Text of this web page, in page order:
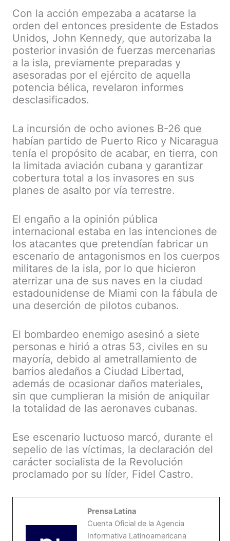
Con la acción empezaba a acatarse la
orden del entonces presidente de Estados
Unidos, John Kennedy, que autorizaba la
posterior invasión de fuerzas mercenarias
a la isla, previamente preparadas y
asesoradas por el ejército de aquella
potencia bélica, revelaron informes
desclasificados.
La incursión de ocho aviones B-26 que
habían partido de Puerto Rico y Nicaragua
tenía el propósito de acabar, en tierra, con
la limitada aviación cubana y garantizar
cobertura total a los invasores en sus
planes de asalto por vía terrestre.
El engaño a la opinión pública
internacional estaba en las intenciones de
los atacantes que pretendían fabricar un
escenario de antagonismos en los cuerpos
militares de la isla, por lo que hicieron
aterrizar una de sus naves en la ciudad
estadounidense de Miami con la fábula de
una deserción de pilotos cubanos.
El bombardeo enemigo asesinó a siete
personas e hirió a otras 53, civiles en su
mayoría, debido al ametrallamiento de
barrios aledaños a Ciudad Libertad,
además de ocasionar daños materiales,
sin que cumplieran la misión de aniquilar
la totalidad de las aeronaves cubanas.
Ese escenario luctuoso marcó, durante el
sepelio de las víctimas, la declaración del
carácter socialista de la Revolución
proclamado por su líder, Fidel Castro.
Prensa Latina
Cuenta Oficial de la Agencia
Informativa Latinoamericana